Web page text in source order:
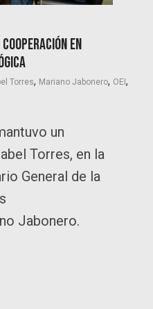
en
Torres, Mariano Jabonero, OEI,
un
Torres, en la
General de la
Jabonero.